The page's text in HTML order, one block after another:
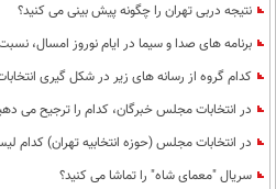
نتیجه دربی تهران را چگونه پیش بینی می کنید؟
برنامه های صدا و سیما در ایام نوروز امسال،
کدام گروه از رسانه های زیر در شکل گیری
در انتخابات مجلس خبرگان، کدام را ترجیح می
در انتخابات مجلس (حوزه انتخابیه تهران) کدام
سریال "معمای شاه" را تماشا می کنید؟